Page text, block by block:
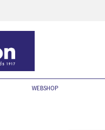
WEBSHOP